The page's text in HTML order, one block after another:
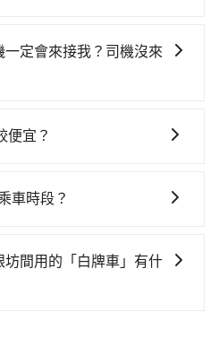
乘客是外地人便漫天喊價或
tripool並到府專車接送，則
不是這麼趕時間的人來說，預
去，但額外的汽車保險與可
和運的iRent只提供最基本的
人租車最令人詬病的就是車
明已經預約了時間但上一位
隨租隨還看似方便，但實際
，實際可停靠的地點與你的
。台中市有些計程車司
採現場議價，建議最好先上
格不同，可先確定您的預
輸通常較便宜。 行程：需多
車較方便舒適且每個人攤提
運輸。 便利性：需要便利性
定會來接我？司機沒來
點時，會透過電子郵件與簡
適合暫停而改停靠在附近的
宜？
格比市價便宜不少，是不是
且車輛均要求5年內新車，司
於新冠肺炎期間也絕對全程
車時段？
間用的「白牌車」有什